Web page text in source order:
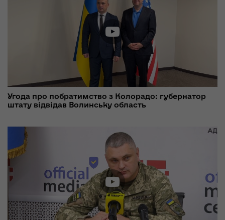
Угода про побратимство з Колорадо: губернатор
штату відвідав Волинську область